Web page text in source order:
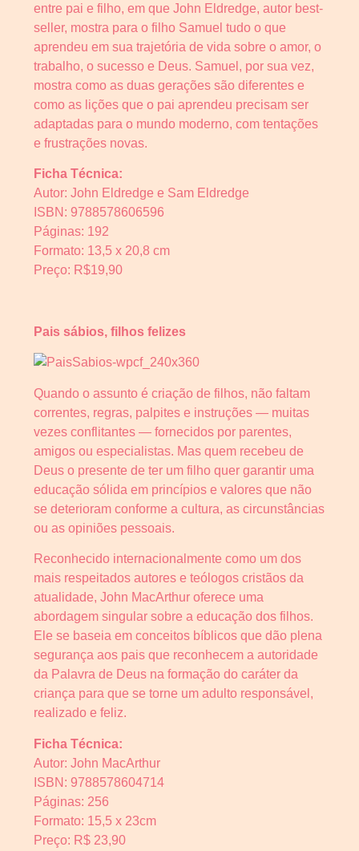
entre pai e filho, em que John Eldredge, autor best-
seller, mostra para o filho Samuel tudo o que
aprendeu em sua trajetória de vida sobre o amor, o
trabalho, o sucesso e Deus. Samuel, por sua vez,
mostra como as duas gerações são diferentes e
como as lições que o pai aprendeu precisam ser
adaptadas para o mundo moderno, com tentações
e frustrações novas.
Ficha Técnica:
Autor: John Eldredge e Sam Eldredge
ISBN: 9788578606596
Páginas: 192
Formato: 13,5 x 20,8 cm
Preço: R$19,90
Pais sábios, filhos felizes
Quando o assunto é criação de filhos, não faltam
correntes, regras, palpites e instruções — muitas
vezes conflitantes — fornecidos por parentes,
amigos ou especialistas. Mas quem recebeu de
Deus o presente de ter um filho quer garantir uma
educação sólida em princípios e valores que não
se deterioram conforme a cultura, as circunstâncias
ou as opiniões pessoais.
Reconhecido internacionalmente como um dos
mais respeitados autores e teólogos cristãos da
atualidade, John MacArthur oferece uma
abordagem singular sobre a educação dos filhos.
Ele se baseia em conceitos bíblicos que dão plena
segurança aos pais que reconhecem a autoridade
da Palavra de Deus na formação do caráter da
criança para que se torne um adulto responsável,
realizado e feliz.
Ficha Técnica:
Autor: John MacArthur
ISBN: 9788578604714
Páginas: 256
Formato: 15,5 x 23cm
Preço: R$ 23,90